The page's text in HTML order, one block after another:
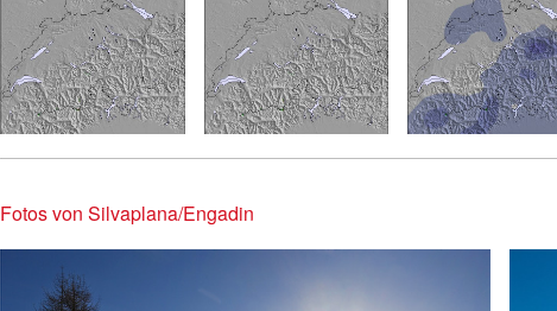
Fotos von Silvaplana/Engadin